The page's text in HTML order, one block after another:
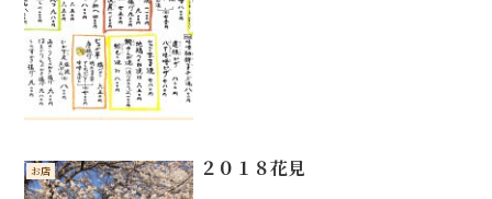
お店 ２０１８花見